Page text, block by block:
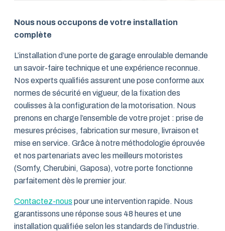
Nous nous occupons de votre installation
complète
L’installation d’une porte de garage enroulable demande
un savoir-faire technique et une expérience reconnue.
Nos experts qualifiés assurent une pose conforme aux
normes de sécurité en vigueur, de la fixation des
coulisses à la configuration de la motorisation. Nous
prenons en charge l’ensemble de votre projet : prise de
mesures précises, fabrication sur mesure, livraison et
mise en service. Grâce à notre méthodologie éprouvée
et nos partenariats avec les meilleurs motoristes
(Somfy, Cherubini, Gaposa), votre porte fonctionne
parfaitement dès le premier jour.
Contactez-nous pour une intervention rapide. Nous
garantissons une réponse sous 48 heures et une
installation qualifiée selon les standards de l’industrie.